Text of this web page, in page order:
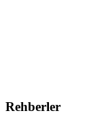
Rehberler